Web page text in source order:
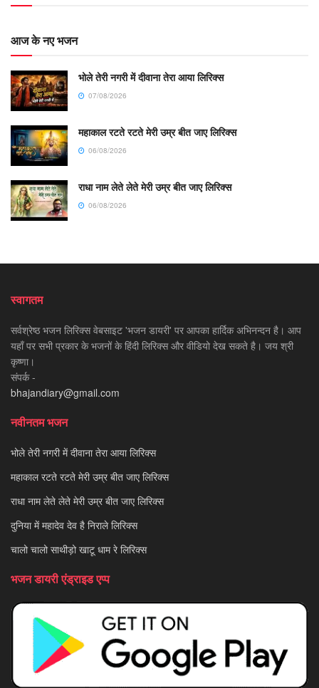
आज के नए भजन
भोले तेरी नगरी में दीवाना तेरा आया लिरिक्स
07/08/2026
महाकाल रटते रटते मेरी उम्र बीत जाए लिरिक्स
06/08/2026
राधा नाम लेते लेते मेरी उम्र बीत जाए लिरिक्स
06/08/2026
स्वागतम
सर्वश्रेष्ठ भजन लिरिक्स वेबसाइट 'भजन डायरी' पर आपका हार्दिक अभिनन्दन है। आप
यहाँ पर सभी प्रकार के भजनों के हिंदी लिरिक्स और वीडियो देख सकते है। जय श्री
कृष्णा।
संपर्क -
bhajandiary@gmail.com
नवीनतम भजन
भोले तेरी नगरी में दीवाना तेरा आया लिरिक्स
महाकाल रटते रटते मेरी उम्र बीत जाए लिरिक्स
राधा नाम लेते लेते मेरी उम्र बीत जाए लिरिक्स
दुनिया में महादेव देव है निराले लिरिक्स
चालो चालो साथीड़ो खाटू धाम रे लिरिक्स
भजन डायरी एंड्राइड एप्प